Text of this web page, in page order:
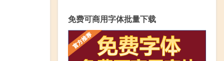
免费可商用字体批量下载